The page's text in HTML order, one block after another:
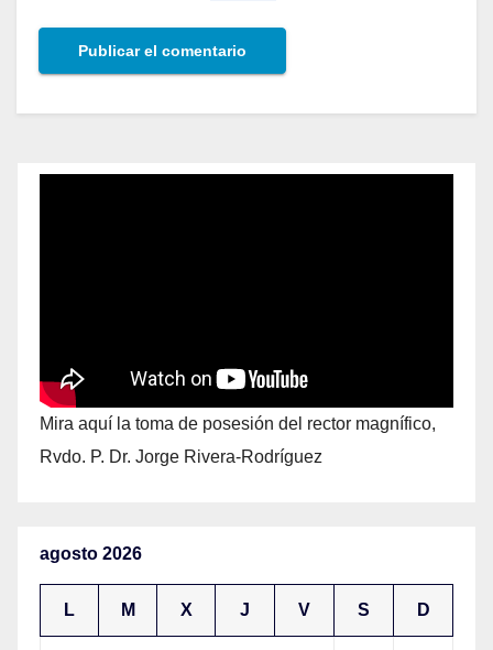
Mira aquí la toma de posesión del rector magnífico,
Rvdo. P. Dr. Jorge Rivera-Rodríguez
agosto 2026
L M X J V S D